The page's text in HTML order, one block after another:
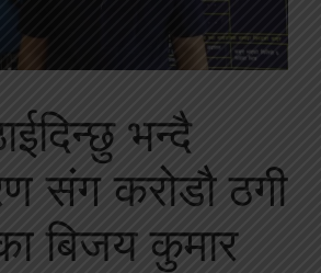
भन्दै
संग करोडौ ठगी
बिजय कुमार